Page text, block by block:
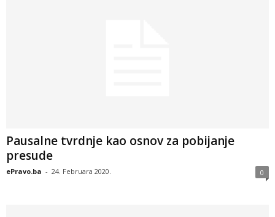
Pausalne tvrdnje kao osnov za pobijanje
presude
ePravo.ba - 24. Februara 2020. 0